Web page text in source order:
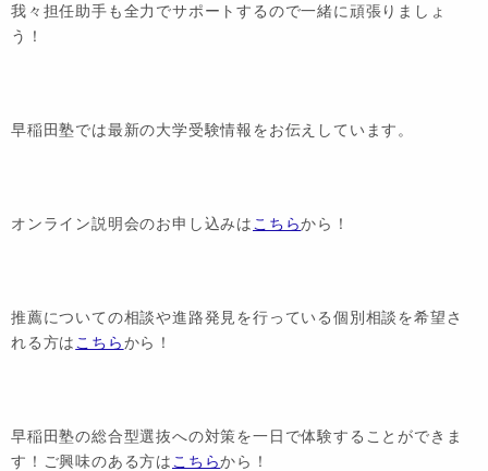
我々担任助手も全力でサポートするので一緒に頑張りましょ
う！
早稲田塾では最新の大学受験情報をお伝えしています。
オンライン説明会のお申し込みは こちらから！
推薦についての相談や進路発見を行っている個別相談を希望さ
れる方は こちらから！
早稲田塾の総合型選抜への対策を一日で体験することができま
す！ご興味のある方は こちらから！